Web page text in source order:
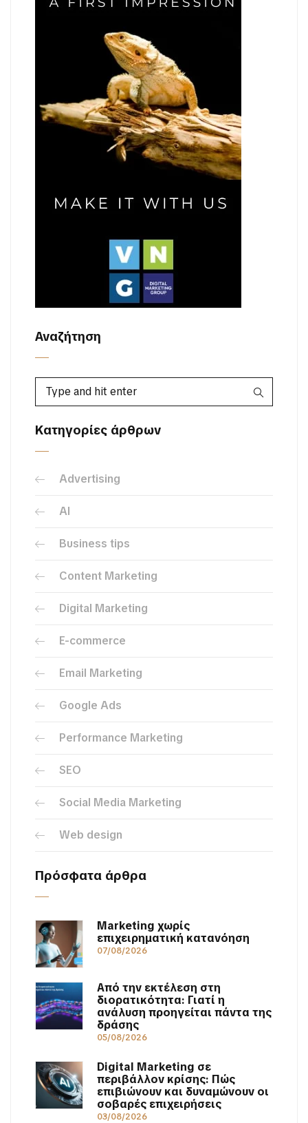
Αναζήτηση
Κατηγορίες άρθρων
Advertising
AI
Business tips
Content Marketing
Digital Marketing
E-commerce
Email Marketing
Google Ads
Performance Marketing
SEO
Social Media Marketing
Web design
Πρόσφατα άρθρα
Marketing χωρίς
επιχειρηματική κατανόηση
07/08/2026
Από την εκτέλεση στη
διορατικότητα: Γιατί η
ανάλυση προηγείται πάντα της
δράσης
05/08/2026
Digital Marketing σε
περιβάλλον κρίσης: Πώς
επιβιώνουν και δυναμώνουν οι
σοβαρές επιχειρήσεις
03/08/2026